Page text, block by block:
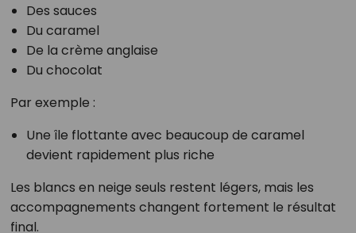
Des sauces
Du caramel
De la crème anglaise
Du chocolat
Par exemple :
Une île flottante avec beaucoup de caramel
devient rapidement plus riche
Les blancs en neige seuls restent légers, mais les
accompagnements changent fortement le résultat
final.